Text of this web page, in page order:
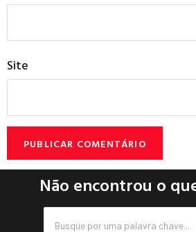
Site
Não encontrou o